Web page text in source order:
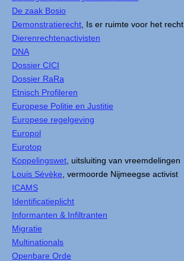
De zaak Bosio
Demonstratierecht , Is er ruimte voor het recht
Dierenrechtenactivisten
DNA
Dossier CICI
Dossier RaRa
Etnisch Profileren
Europese Politie en Justitie
Europese regelgeving
Europol
Eurotop
Koppelingswet , uitsluiting van vreemdelingen
Louis Sévèke , vermoorde Nijmeegse activist
ICAMS
Identificatieplicht
Informanten & Infiltranten
Migratie
Multinationals
Openbare Orde